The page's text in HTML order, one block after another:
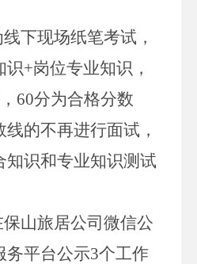
下现场纸笔考试，
识+岗位专业知识，
60分为合格分数
的不再进行面试，
知识和专业知识测试
保山旅居公司微信公
务平台公示3个工作